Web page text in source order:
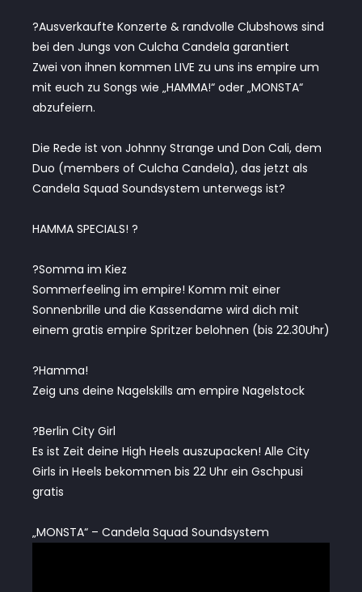
?Ausverkaufte Konzerte & randvolle Clubshows sind
bei den Jungs von Culcha Candela garantiert
Zwei von ihnen kommen LIVE zu uns ins empire um
mit euch zu Songs wie „HAMMA!“ oder „MONSTA“
abzufeiern.
Die Rede ist von Johnny Strange und Don Cali, dem
Duo (members of Culcha Candela), das jetzt als
Candela Squad Soundsystem unterwegs ist?
HAMMA SPECIALS! ?
?Somma im Kiez
Sommerfeeling im empire! Komm mit einer
Sonnenbrille und die Kassendame wird dich mit
einem gratis empire Spritzer belohnen (bis 22.30Uhr)
?Hamma!
Zeig uns deine Nagelskills am empire Nagelstock
?Berlin City Girl
Es ist Zeit deine High Heels auszupacken! Alle City
Girls in Heels bekommen bis 22 Uhr ein Gschpusi
gratis
„MONSTA“ – Candela Squad Soundsystem